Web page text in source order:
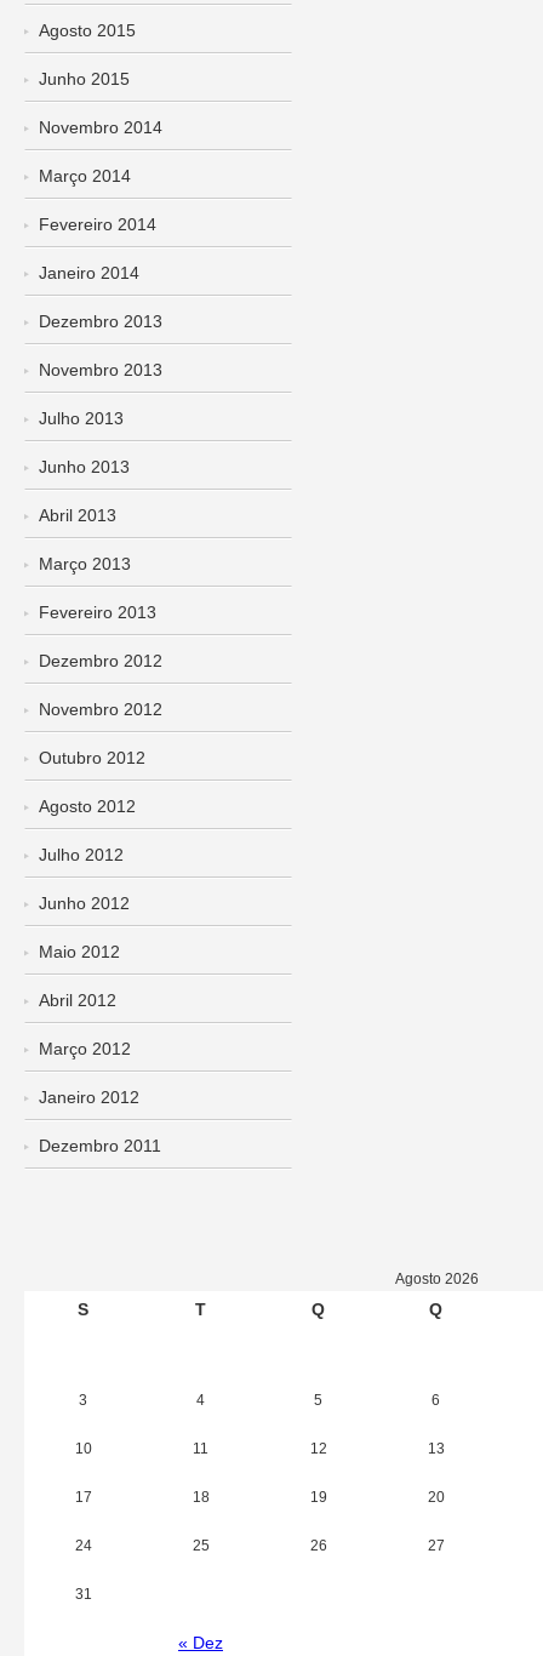
Agosto 2015
Junho 2015
Novembro 2014
Março 2014
Fevereiro 2014
Janeiro 2014
Dezembro 2013
Novembro 2013
Julho 2013
Junho 2013
Abril 2013
Março 2013
Fevereiro 2013
Dezembro 2012
Novembro 2012
Outubro 2012
Agosto 2012
Julho 2012
Junho 2012
Maio 2012
Abril 2012
Março 2012
Janeiro 2012
Dezembro 2011
Agosto 2026
S T Q Q
« Dez
3 4 5 6
10 11 12 13
17 18 19 20
24 25 26 27
31